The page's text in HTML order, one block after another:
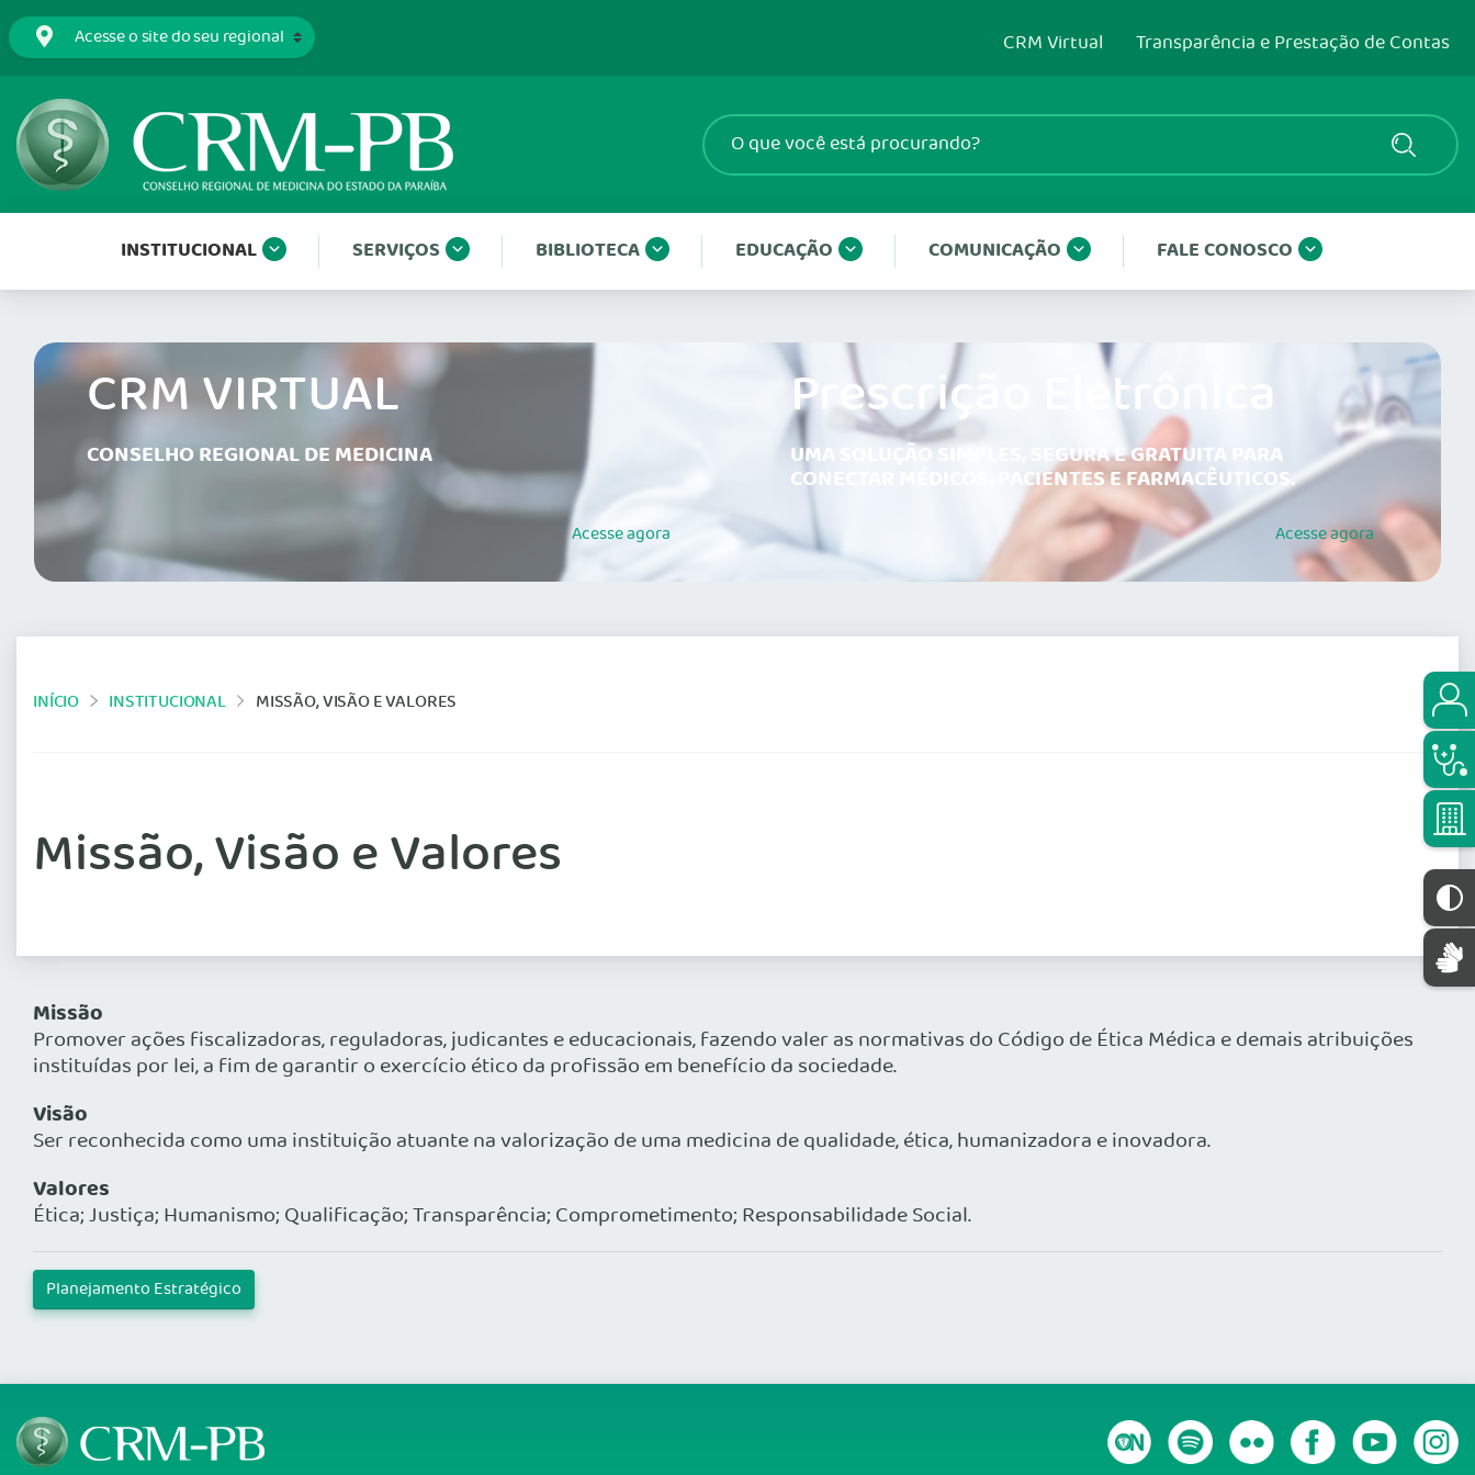
CRM Virtual Transparência e Prestação de Contas
INSTITUCIONAL SERVIÇOS BIBLIOTECA EDUCAÇÃO COMUNICAÇÃO FALE CONOSCO
CRM VIRTUAL
CONSELHO REGIONAL DE MEDICINA
Acesseagora
Prescrição Eletrônica
UMA SOLUÇÃO SIMPLES, SEGURA E GRATUITA PARA
CONECTAR MÉDICOS, PACIENTES E FARMACÊUTICOS.
Acesseagora
INÍCIO INSTITUCIONAL MISSÃO, VISÃO E VALORES
Missão, Visão e Valores
Missão
Promover ações fiscalizadoras, reguladoras, judicantes e educacionais, fazendo valer as normativas do Código de Ética Médica e demais atribuições
instituídas por lei, a fim de garantir o exercício ético da profissão em benefício da sociedade.
Visão
Ser reconhecida como uma instituição atuante na valorização de uma medicina de qualidade, ética, humanizadora e inovadora.
Valores
Ética; Justiça; Humanismo; Qualificação; Transparência; Comprometimento; Responsabilidade Social.
Planejamento Estratégico